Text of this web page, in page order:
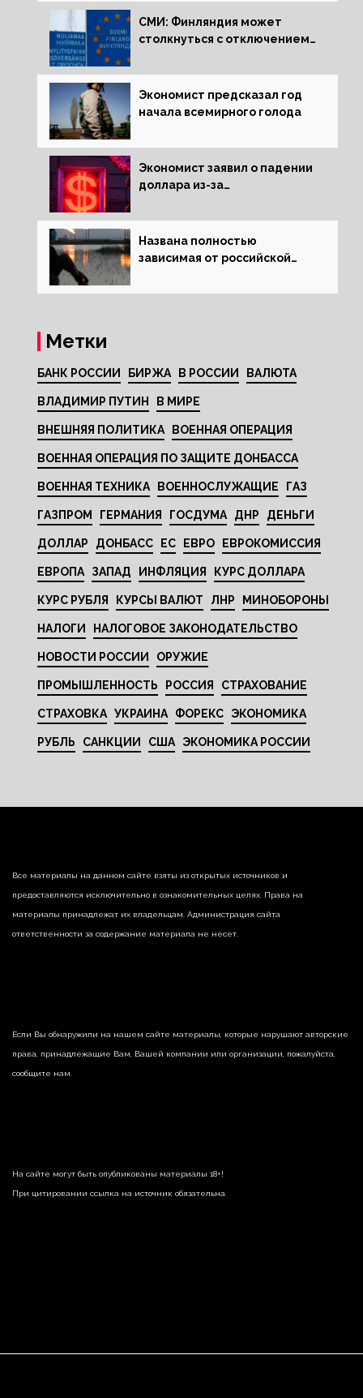
СМИ: Финляндия может
столкнуться с отключением
Экономист предсказал год
начала всемирного голода
Экономист заявил о падении
доллара из-за
Названа полностью
зависимая от российской
Метки
БАНК РОССИИ БИРЖА В РОССИИ ВАЛЮТА
ВЛАДИМИР ПУТИН В МИРЕ
ВНЕШНЯЯ ПОЛИТИКА ВОЕННАЯ ОПЕРАЦИЯ
ВОЕННАЯ ОПЕРАЦИЯ ПО ЗАЩИТЕ ДОНБАССА
ВОЕННАЯ ТЕХНИКА ВОЕННОСЛУЖАЩИЕ ГАЗ
ГАЗПРОМ ГЕРМАНИЯ ГОСДУМА ДНР ДЕНЬГИ
ДОЛЛАР ДОНБАСС ЕС ЕВРО ЕВРОКОМИССИЯ
ЕВРОПА ЗАПАД ИНФЛЯЦИЯ КУРС ДОЛЛАРА
КУРС РУБЛЯ КУРСЫ ВАЛЮТ ЛНР МИНОБОРОНЫ
НАЛОГИ НАЛОГОВОЕ ЗАКОНОДАТЕЛЬСТВО
НОВОСТИ РОССИИ ОРУЖИЕ
ПРОМЫШЛЕННОСТЬ РОССИЯ СТРАХОВАНИЕ
СТРАХОВКА УКРАИНА ФОРЕКС ЭКОНОМИКА
РУБЛЬ САНКЦИИ США ЭКОНОМИКА РОССИИ
Все материалы на данном сайте взяты из открытых источников и
предоставляются исключительно в ознакомительных целях. Права на
материалы принадлежат их владельцам. Администрация сайта
ответственности за содержание материала не несет.
Если Вы обнаружили на нашем сайте материалы, которые нарушают авторские
права, принадлежащие Вам, Вашей компании или организации, пожалуйста,
сообщите нам.
На сайте могут быть опубликованы материалы 18+!
При цитировании ссылка на источник обязательна.